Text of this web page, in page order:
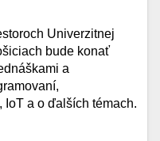
Univerzitnej
bude konať
a
IoT a o ďalších témach.